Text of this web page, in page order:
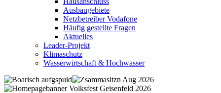
Ausbaugebiete
Netzbetreiber Vodafone
Häufig gestellte Fragen
Aktuelles
Leader-Projekt
Klimaschutz
Wasserwirtschaft & Hochwasser